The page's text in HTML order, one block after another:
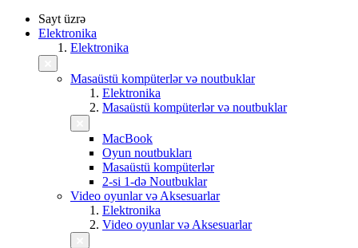
Sayt üzrə
Elektronika
Elektronika
Masaüstü kompüterlər və noutbuklar
Elektronika
Masaüstü kompüterlər və noutbuklar
MacBook
Oyun noutbukları
Masaüstü kompüterlər
2-si 1-də Noutbuklar
Video oyunlar və Aksesuarlar
Elektronika
Video oyunlar və Aksesuarlar